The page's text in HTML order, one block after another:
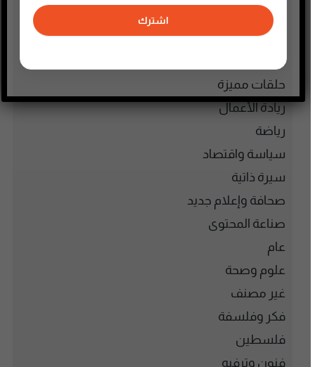
تكنولوجيا وتقنية
جريمة وغموض واحتيال
حقوق وقانون
حلقات مميزة
ريادة الأعمال
رياضة
سياسة واقتصاد
سيرة ذاتية
صحافة وإعلام جديد
صناعة المحتوى
عام
علوم وصحة
غير مصنف
فكر وفلسفة
فلسطين
فنون وترفيه
اشترك